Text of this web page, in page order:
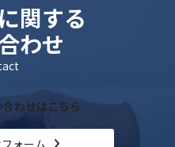
関する
わせ
わせはこちら
ォーム